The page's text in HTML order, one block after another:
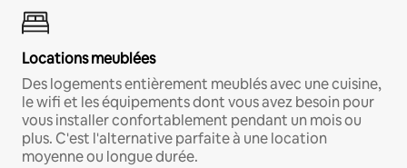
Locations meublées
Des logements entièrement meublés avec une cuisine,
le wifi et les équipements dont vous avez besoin pour
vous installer confortablement pendant un mois ou
plus. C'est l'alternative parfaite à une location
moyenne ou longue durée.